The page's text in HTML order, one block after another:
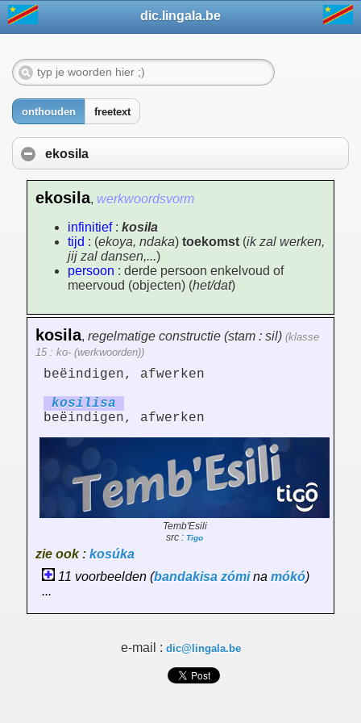
dic.lingala.be
onthouden freetext
ekosila
ekosila, werkwoordsvorm
infinitief: kosila
tijd : (ekoya, ndaka) toekomst (ik zal werken,
jij zal dansen,...)
persoon : derde persoon enkelvoud of
meervoud (objecten) (het/dat)
kosila, regelmatige constructie (stam : sil) (klasse
15 : ko- (werkwoorden))
beëindigen, afwerken
kosilisa
beëindigen, afwerken
Temb'Esili
src : Tigo
zie ook : kosúka
11 voorbeelden (bandakisa zómina mókó)
...
e-mail : dic@lingala.be